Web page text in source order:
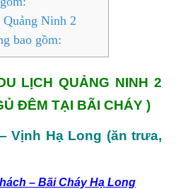
Ninh 2
bao gồm:
LỊCH QUẢNG NINH 2
ĐÊM TẠI BÃI CHÁY )
Vịnh Hạ Long (ăn trưa,
– Bãi Cháy Hạ Long